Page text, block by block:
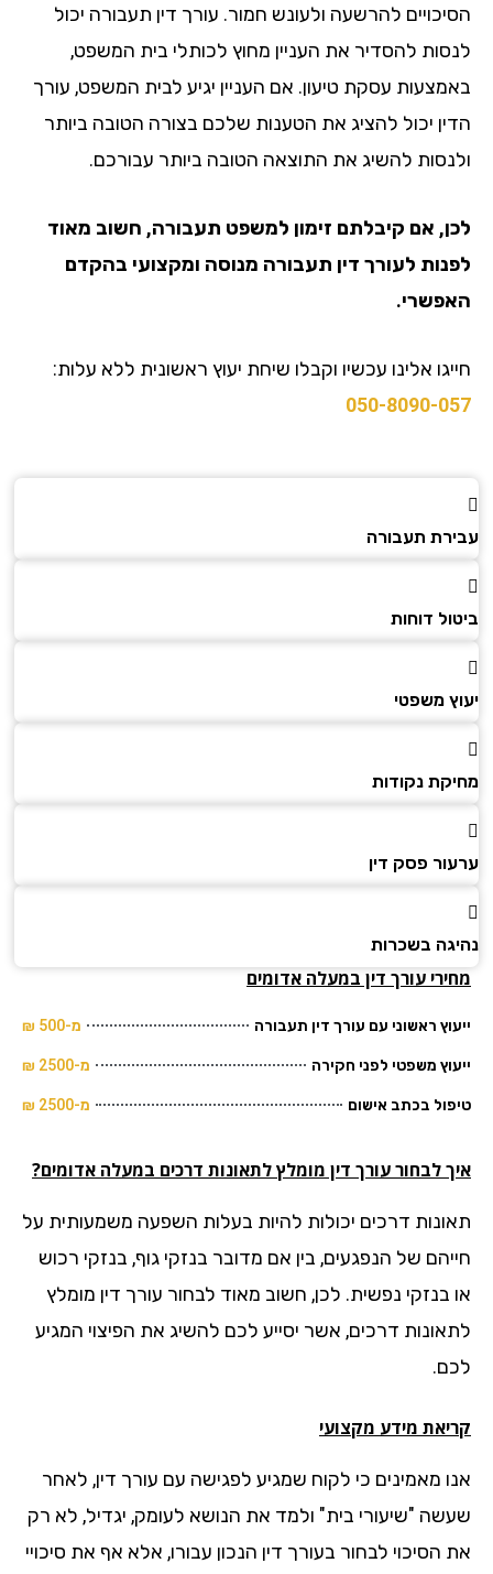
להרשעה ולעונש חמור. עורך דין תעבורה יכול
להסדיר את העניין מחוץ לכותלי בית המשפט,
עסקת טיעון. אם העניין יגיע לבית המשפט, עורך
יכול להציג את הטענות שלכם בצורה הטובה ביותר
להשיג את התוצאה הטובה ביותר עבורכם.
אם קיבלתם זימון למשפט תעבורה, חשוב מאוד
לעורך דין תעבורה מנוסה ומקצועי בהקדם
אלינו עכשיו וקבלו שיחת יעוץ ראשונית ללא עלות:
050-8090-
תעבורה
דוחות
משפטי
נקודות
פסק דין
בשכרות
עורך דין במעלה אדומים
ראשוני עם עורך דין תעבורה מ-500 ₪
משפטי לפני חקירה מ-2500 ₪
בכתב אישום מ-2500 ₪
לבחור עורך דין מומלץ לתאונות דרכים במעלה אדומים?
דרכים יכולות להיות בעלות השפעה משמעותית על
של הנפגעים, בין אם מדובר בנזקי גוף, בנזקי רכוש
בנזקי נפשית. לכן, חשוב מאוד לבחור עורך דין מומלץ
דרכים, אשר יסייע לכם להשיג את הפיצוי המגיע
מידע מקצועי
מאמינים כי לקוח שמגיע לפגישה עם עורך דין, לאחר
"שיעורי בית" ולמד את הנושא לעומק, יגדיל, לא רק
הסיכוי לבחור בעורך דין הנכון עבורו, אלא אף את סיכויי